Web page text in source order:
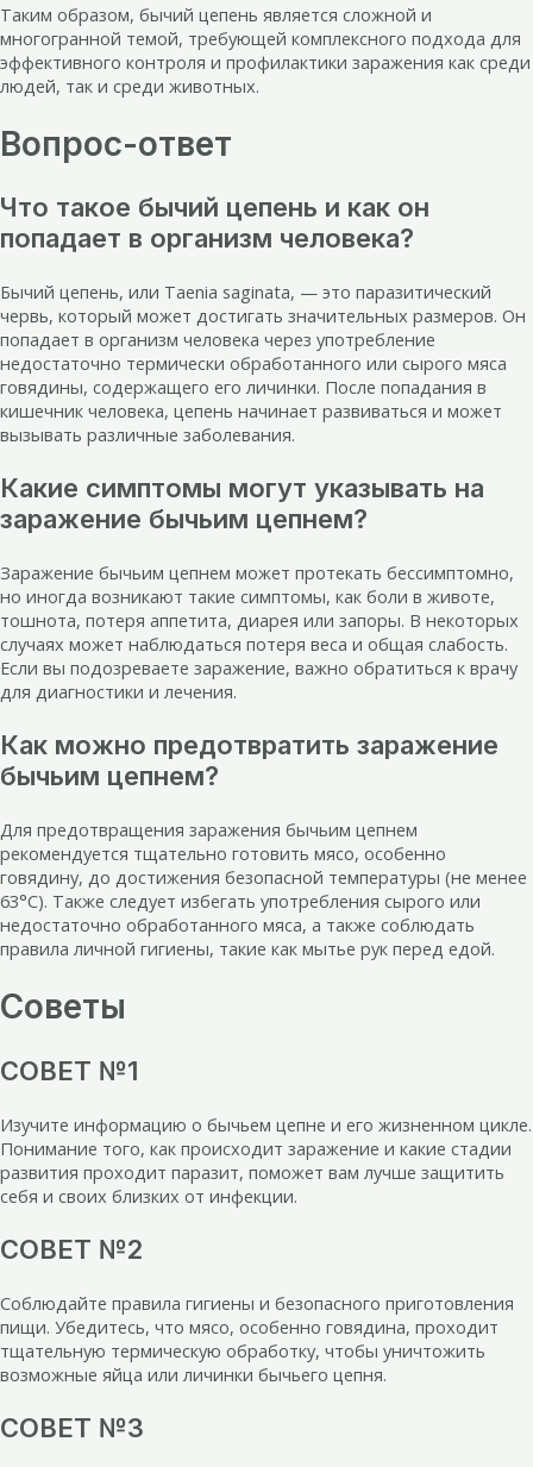
Таким образом, бычий цепень является сложной и
многогранной темой, требующей комплексного подхода для
эффективного контроля и профилактики заражения как среди
людей, так и среди животных.
Вопрос-ответ
Что такое бычий цепень и как он
попадает в организм человека?
Бычий цепень, или Taenia saginata, — это паразитический
червь, который может достигать значительных размеров. Он
попадает в организм человека через употребление
недостаточно термически обработанного или сырого мяса
говядины, содержащего его личинки. После попадания в
кишечник человека, цепень начинает развиваться и может
вызывать различные заболевания.
Какие симптомы могут указывать на
заражение бычьим цепнем?
Заражение бычьим цепнем может протекать бессимптомно,
но иногда возникают такие симптомы, как боли в животе,
тошнота, потеря аппетита, диарея или запоры. В некоторых
случаях может наблюдаться потеря веса и общая слабость.
Если вы подозреваете заражение, важно обратиться к врачу
для диагностики и лечения.
Как можно предотвратить заражение
бычьим цепнем?
Для предотвращения заражения бычьим цепнем
рекомендуется тщательно готовить мясо, особенно
говядину, до достижения безопасной температуры (не менее
63°C). Также следует избегать употребления сырого или
недостаточно обработанного мяса, а также соблюдать
правила личной гигиены, такие как мытье рук перед едой.
Советы
СОВЕТ №1
Изучите информацию о бычьем цепне и его жизненном цикле.
Понимание того, как происходит заражение и какие стадии
развития проходит паразит, поможет вам лучше защитить
себя и своих близких от инфекции.
СОВЕТ №2
Соблюдайте правила гигиены и безопасного приготовления
пищи. Убедитесь, что мясо, особенно говядина, проходит
тщательную термическую обработку, чтобы уничтожить
возможные яйца или личинки бычьего цепня.
СОВЕТ №3